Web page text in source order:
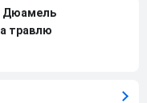
Дюамель
травлю